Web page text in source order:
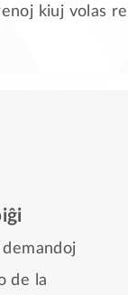
kiuj volas
de la